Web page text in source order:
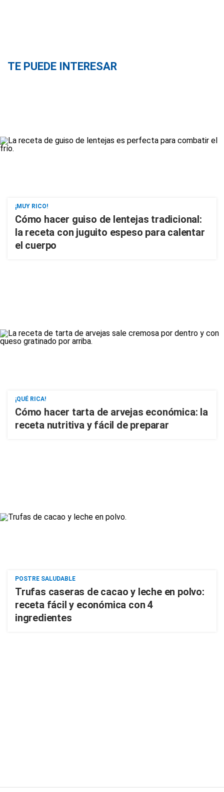
TE PUEDE INTERESAR
¡MUY RICO!
Cómo hacer guiso de lentejas tradicional:
la receta con juguito espeso para calentar
el cuerpo
¡QUÉ RICA!
Cómo hacer tarta de arvejas económica: la
receta nutritiva y fácil de preparar
POSTRE SALUDABLE
Trufas caseras de cacao y leche en polvo:
receta fácil y económica con 4
ingredientes